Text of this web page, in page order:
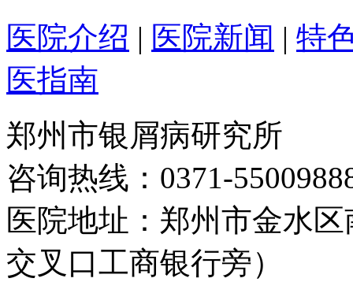
医院介绍 | 医院新闻 | 特
医指南
郑州市银屑病研究所
咨询热线：0371-
医院地址：郑州市金水
交叉口工商银行旁）